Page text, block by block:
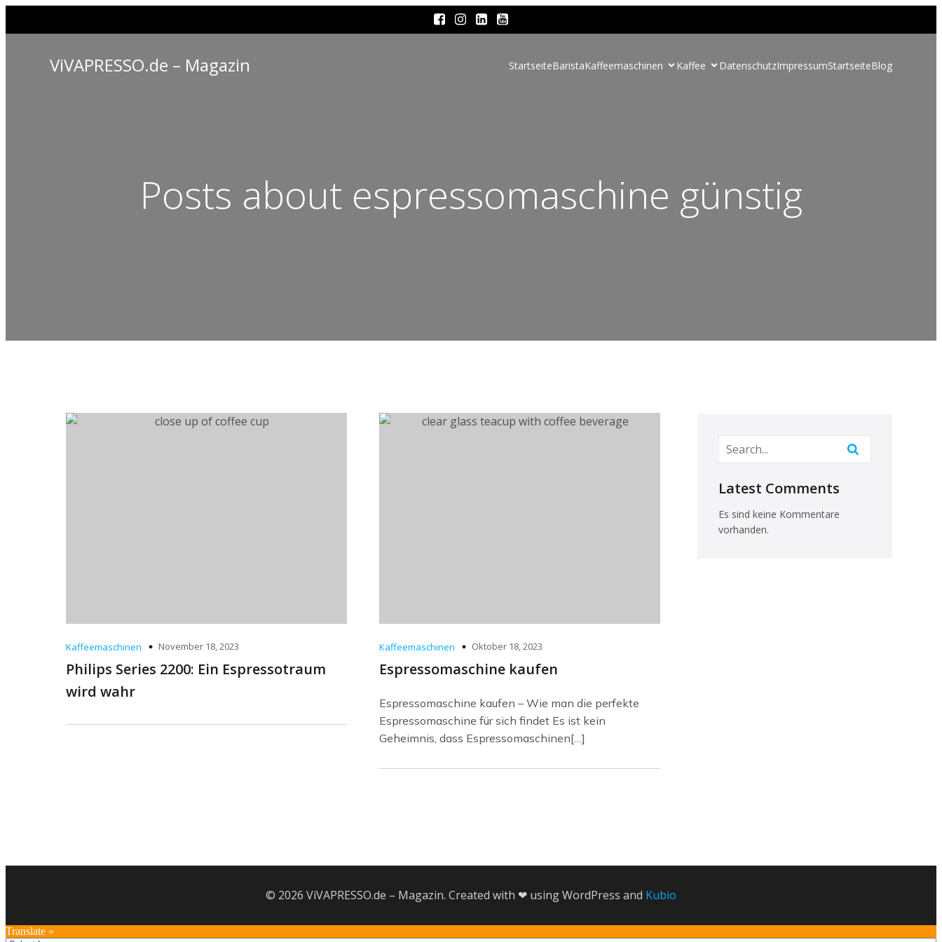
ViVAPRESSO.de – Magazin StartseiteBaristaKaffeemaschinen Kaffee DatenschutzImpressumStartseiteBlog
Posts about espressomaschine günstig
Kaffeemaschinen November 18, 2023
Philips Series 2200: Ein Espressotraum
wird wahr
Kaffeemaschinen Oktober 18, 2023
Espressomaschine kaufen
Espressomaschine kaufen – Wie man die perfekte
Espressomaschine für sich findet Es ist kein
Geheimnis, dass Espressomaschinen[…]
Latest Comments
Es sind keine Kommentare
vorhanden.
© 2026 ViVAPRESSO.de – Magazin. Created with ❤ using WordPress and Kubio
Translate »